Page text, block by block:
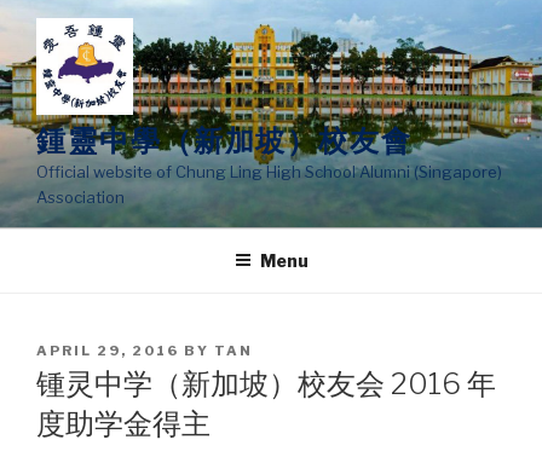
content
鍾靈中學（新加坡）校友會
Official website of Chung Ling High School Alumni (Singapore)
Association
Menu
POSTED
ON
APRIL 29, 2016 BY TAN
锺灵中学（新加坡）校友会 2016 年
度助学金得主